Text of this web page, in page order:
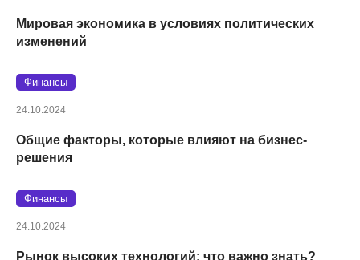
Мировая экономика в условиях политических
изменений
Финансы
24.10.2024
Общие факторы, которые влияют на бизнес-
решения
Финансы
24.10.2024
Рынок высоких технологий: что важно знать?